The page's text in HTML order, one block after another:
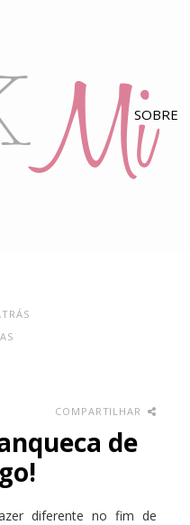
COMPARTILHAR
de
diferente no fim de